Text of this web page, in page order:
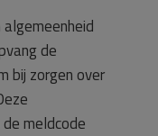
de
bij zorgen over
meldcode